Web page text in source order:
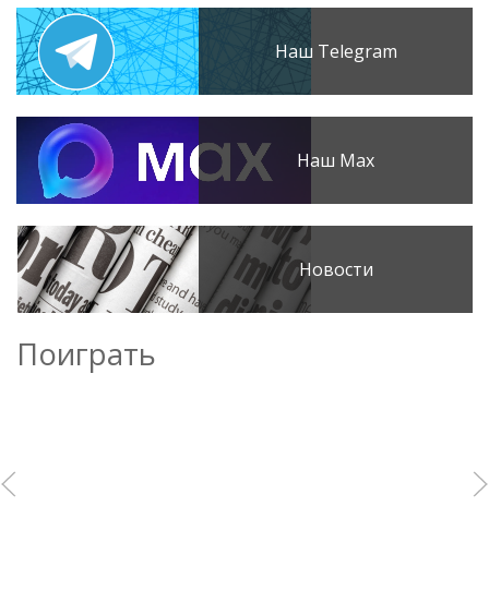
Наш Telegram
Наш Max
Новости
Поиграть